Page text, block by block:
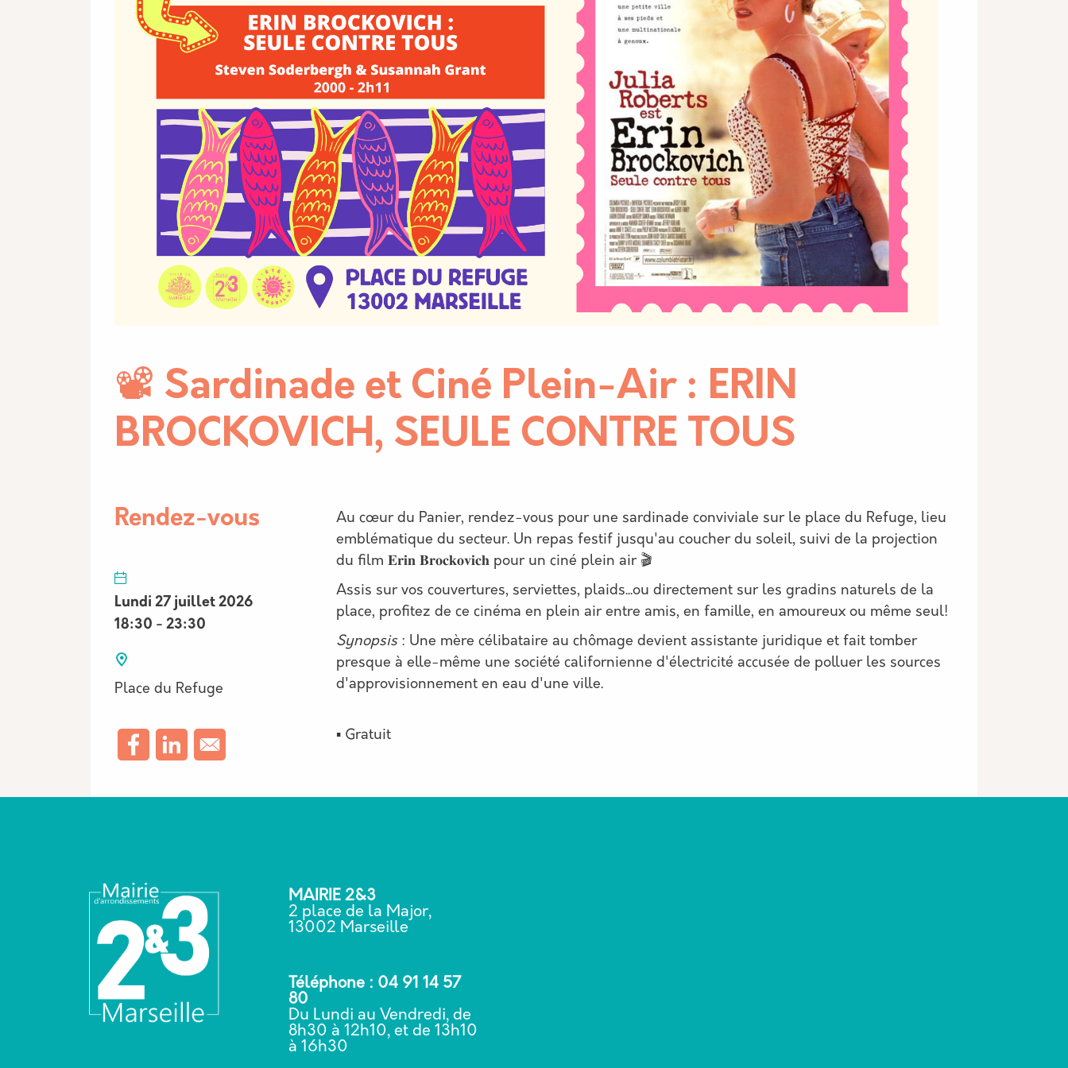
📽️ Sardinade et Ciné Plein-Air : ERIN
BROCKOVICH, SEULE CONTRE TOUS
Rendez-vous
Lundi 27 juillet 2026
18:30 - 23:30
Place du Refuge
Description
Au cœur du Panier, rendez-vous pour une sardinade conviviale sur le place du Refuge, lieu
emblématique du secteur. Un repas festif jusqu'au coucher du soleil, suivi de la projection
du film 𝐄𝐫𝐢𝐧 𝐁𝐫𝐨𝐜𝐤𝐨𝐯𝐢𝐜𝐡 pour un ciné plein air 🎬
Assis sur vos couvertures, serviettes, plaids...ou directement sur les gradins naturels de la
place, profitez de ce cinéma en plein air entre amis, en famille, en amoureux ou même seul!
Synopsis : Une mère célibataire au chômage devient assistante juridique et fait tomber
presque à elle-même une société californienne d'électricité accusée de polluer les sources
d'approvisionnement en eau d'une ville.
▪️ Gratuit
MAIRIE 2&3
2 place de la Major,
13002 Marseille
Téléphone : 04 91 14 57
80
Du Lundi au Vendredi, de
8h30 à 12h10, et de 13h10
à 16h30